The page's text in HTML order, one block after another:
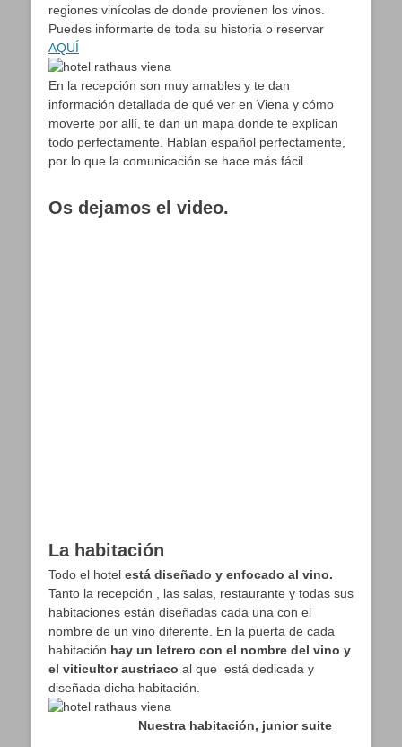
regiones vinícolas de donde provienen los vinos.
Puedes informarte de toda su historia o reservar
AQUÍ
En la recepción son muy amables y te dan
información detallada de qué ver en Viena y cómo
moverte por allí, te dan un mapa donde te explican
todo perfectamente. Hablan español perfectamente,
por lo que la comunicación se hace más fácil.
Os dejamos el video.
La habitación
Todo el hotel está diseñado y enfocado al vino.
Tanto la recepción , las salas, restaurante y todas sus
habitaciones están diseñadas cada una con el
nombre de un vino diferente. En la puerta de cada
habitación hay un letrero con el nombre del vino y
el viticultor austriaco al que está dedicada y
diseñada dicha habitación.
Nuestra habitación, junior suite